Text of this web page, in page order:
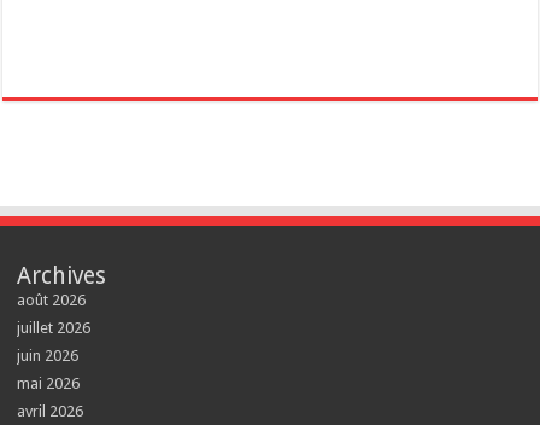
Archives
août 2026
juillet 2026
juin 2026
mai 2026
avril 2026